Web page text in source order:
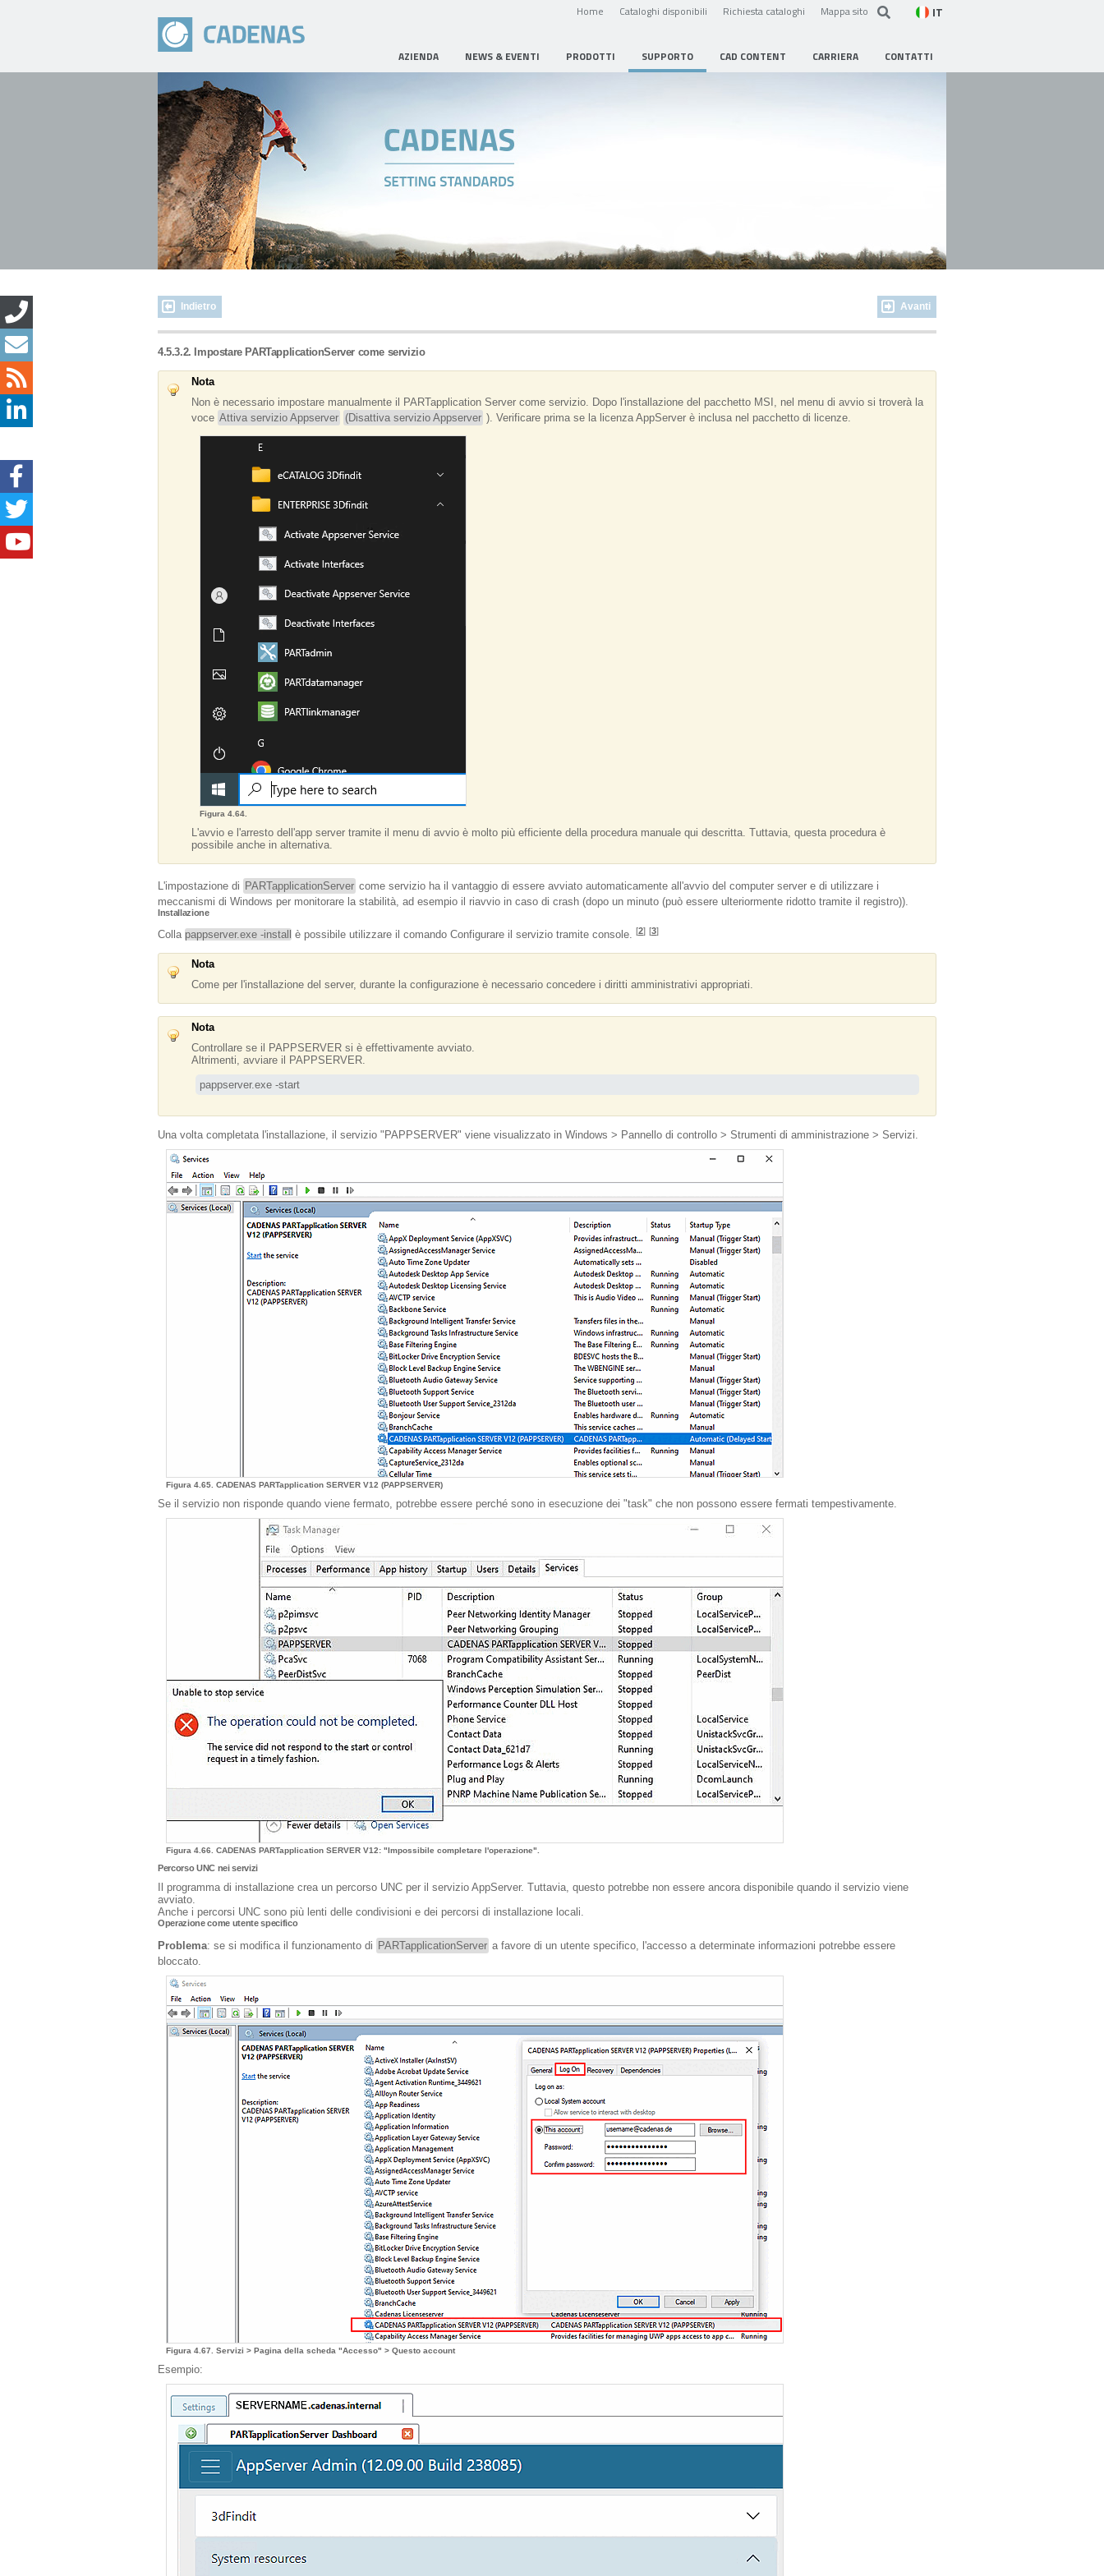
Home Cataloghi disponibili Richiesta cataloghi Mappa sito IT
AZIENDA NEWS & EVENTI PRODOTTI SUPPORTO CAD CONTENT CARRIERA CONTATTI
Indietro Avanti
4.5.3.2. Impostare PARTapplicationServer come servizio
Nota
Non è necessario impostare manualmente il PARTapplication Server come servizio. Dopo l'installazione del pacchetto MSI, nel menu di avvio si troverà la
voce Attiva servizio Appserver (Disattiva servizio Appserver ). Verificare prima se la licenza AppServer è inclusa nel pacchetto di licenze.
Figura 4.64.
L'avvio e l'arresto dell'app server tramite il menu di avvio è molto più efficiente della procedura manuale qui descritta. Tuttavia, questa procedura è
possibile anche in alternativa.
L'impostazione di PARTapplicationServer come servizio ha il vantaggio di essere avviato automaticamente all'avvio del computer server e di utilizzare i
meccanismi di Windows per monitorare la stabilità, ad esempio il riavvio in caso di crash (dopo un minuto (può essere ulteriormente ridotto tramite il registro)).
Installazione
Colla pappserver.exe -install è possibile utilizzare il comando Configurare il servizio tramite console. [2] [3]
Nota
Come per l'installazione del server, durante la configurazione è necessario concedere i diritti amministrativi appropriati.
Nota
Controllare se il PAPPSERVER si è effettivamente avviato.
Altrimenti, avviare il PAPPSERVER.
pappserver.exe -start
Una volta completata l'installazione, il servizio "PAPPSERVER" viene visualizzato in Windows > Pannello di controllo > Strumenti di amministrazione > Servizi.
Figura 4.65. CADENAS PARTapplication SERVER V12 (PAPPSERVER)
Se il servizio non risponde quando viene fermato, potrebbe essere perché sono in esecuzione dei "task" che non possono essere fermati tempestivamente.
Figura 4.66. CADENAS PARTapplication SERVER V12: "Impossibile completare l'operazione".
Percorso UNC nei servizi
Il programma di installazione crea un percorso UNC per il servizio AppServer. Tuttavia, questo potrebbe non essere ancora disponibile quando il servizio viene
avviato.
Anche i percorsi UNC sono più lenti delle condivisioni e dei percorsi di installazione locali.
Operazione come utente specifico
Problema: se si modifica il funzionamento di PARTapplicationServer a favore di un utente specifico, l'accesso a determinate informazioni potrebbe essere
bloccato.
Figura 4.67. Servizi > Pagina della scheda "Accesso" > Questo account
Esempio: